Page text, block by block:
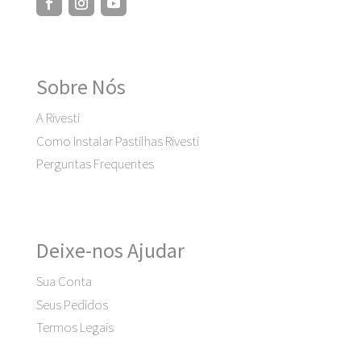
Sobre Nós
A Rivesti
Como Instalar Pastilhas Rivesti
Perguntas Frequentes
Deixe-nos Ajudar
Sua Conta
Seus Pedidos
Termos Legais